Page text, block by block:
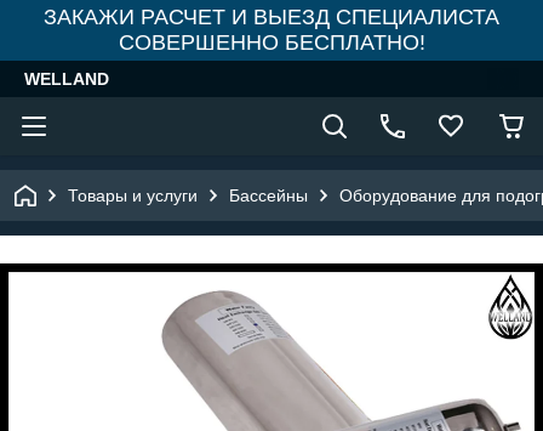
ЗАКАЖИ РАСЧЕТ И ВЫЕЗД СПЕЦИАЛИСТА
СОВЕРШЕННО БЕСПЛАТНО!
WELLAND
Товары и услуги Бассейны Оборудование для